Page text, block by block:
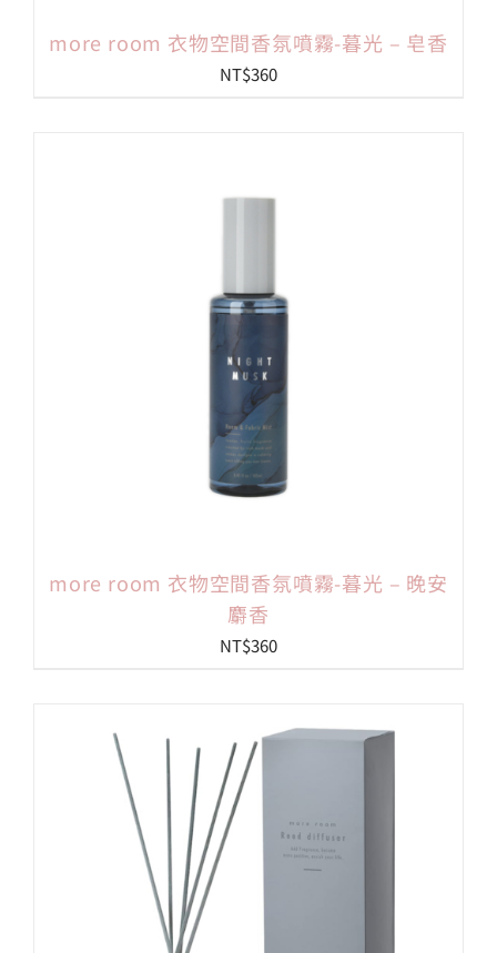
more room 衣物空間香氛噴霧-暮光 – 皂香
NT$360
more room 衣物空間香氛噴霧-暮光 – 晚安
麝香
NT$360